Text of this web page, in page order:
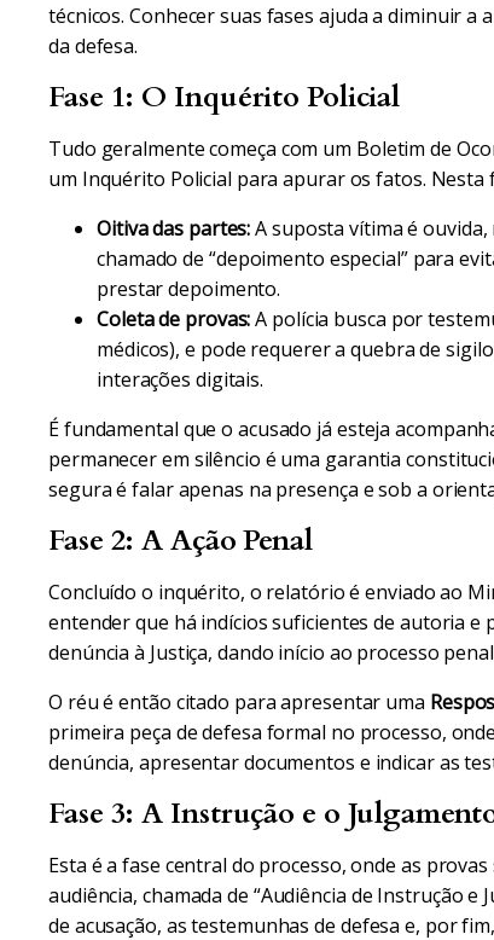
técnicos. Conhecer suas fases ajuda a diminuir a
da defesa.
Fase 1: O Inquérito Policial
Tudo geralmente começa com um Boletim de
um Inquérito Policial para apurar os fatos. Nesta
Oitiva das partes:A suposta vítima é
chamado de “depoimento especial” para
prestar depoimento.
Coleta de provas:A polícia busca por
médicos), e pode requerer a quebra de
interações digitais.
É fundamental que o acusado já esteja
permanecer em silêncio é uma garantia
segura é falar apenas na presença e sob a
Fase 2: A Ação Penal
Concluído o inquérito, o relatório é enviado ao
entender que há indícios suficientes de autoria e
denúncia à Justiça, dando início ao processo
O réu é então citado para apresentar uma
primeira peça de defesa formal no processo,
denúncia, apresentar documentos e indicar as
Fase 3: A Instrução e o
Esta é a fase central do processo, onde as
audiência, chamada de “Audiência de Instrução
de acusação, as testemunhas de defesa e, por